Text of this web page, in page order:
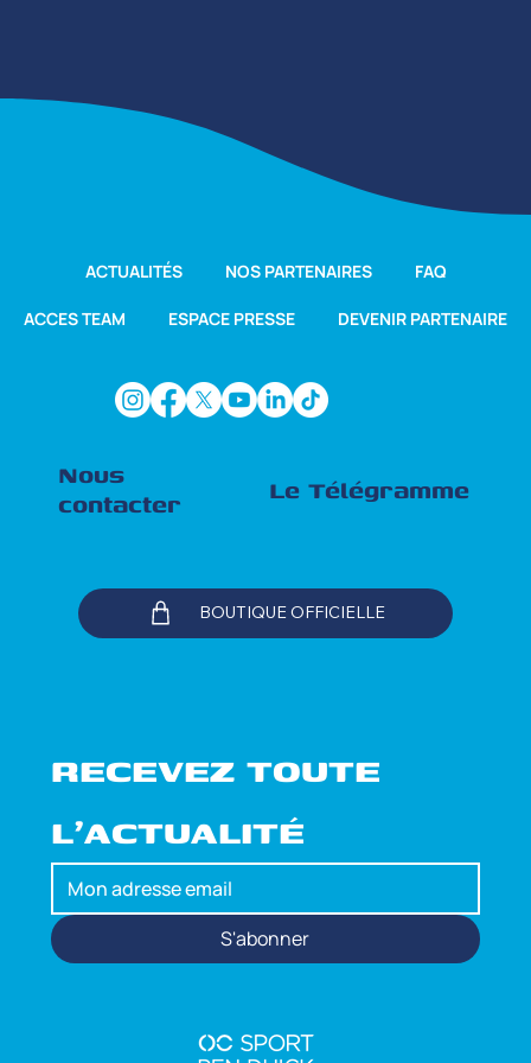
RECEVEZ TOUTE
L'ACTUALITÉ
S'abonner
ACTUALITÉS NOS PARTENAIRES FAQ
ACCES TEAM ESPACE PRESSE DEVENIR PARTENAIRE
Le Télégramme
Nous
contacter
BOUTIQUE OFFICIELLE